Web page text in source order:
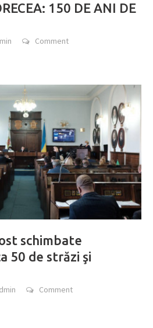
150 DE ANI DE
Comment
schimbate
50 de străzi şi
Comment